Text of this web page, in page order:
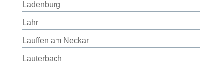
Ladenburg
Lahr
Lauffen am Neckar
Lauterbach